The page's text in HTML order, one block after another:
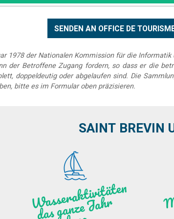
1978 der Nationalen Kommission für die
der Betroffene Zugang fordern, so dass er die
doppeldeutig oder abgelaufen sind. Die
bitte es im Formular oben präzisieren.
SAINT BREVIN
W
asse
r
a
ktivit
äte
n
d
as
g
a
nze
J
a
h
r
l
a